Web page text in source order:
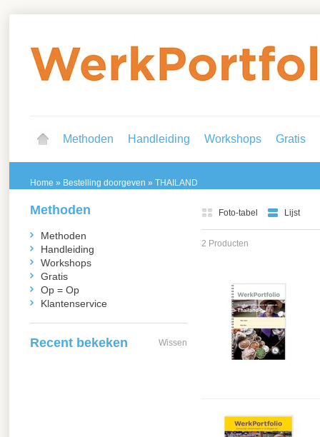
Methoden Handleiding Workshops Gratis
Home » Bestelling doorgeven » THAILAND
Foto-tabel Lijst
2 Producten
Methoden
Methoden
Handleiding
Workshops
Gratis
Op = Op
Klantenservice
Recent bekeken Wissen